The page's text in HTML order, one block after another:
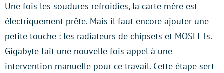
Une fois les soudures refroidies, la carte mère est
électriquement prête. Mais il faut encore ajouter une
petite touche : les radiateurs de chipsets et MOSFETs.
Gigabyte fait une nouvelle fois appel à une
intervention manuelle pour ce travail. Cette étape sert